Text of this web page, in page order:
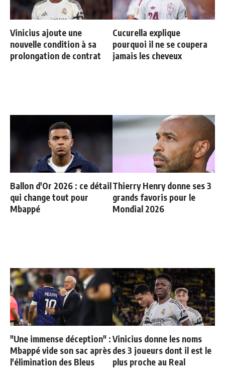
Vinicius ajoute une
nouvelle condition à sa
prolongation de contrat
Cucurella explique
pourquoi il ne se coupera
jamais les cheveux
Ballon d'Or 2026 : ce détail
qui change tout pour
Mbappé
Thierry Henry donne ses 3
grands favoris pour le
Mondial 2026
"Une immense déception" :
Mbappé vide son sac après
l'élimination des Bleus
Vinicius donne les noms
des 3 joueurs dont il est le
plus proche au Real